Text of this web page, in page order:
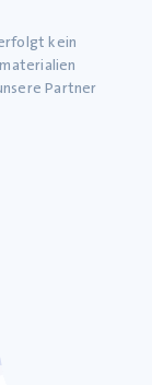
kein
Partner